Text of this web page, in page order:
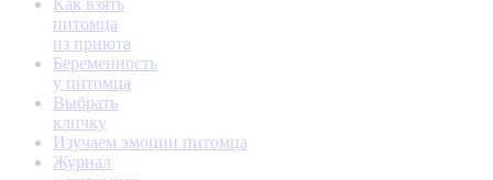
Как взять
питомца
из приюта
Беременность
у питомца
Выбрать
кличку
Изучаем эмоции питомца
Журнал